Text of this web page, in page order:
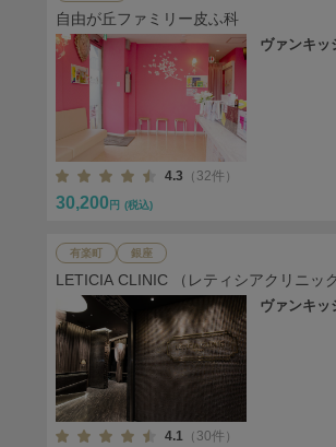
自由が丘ファミリー皮ふ科
ヴァンキッ
4.3 （32件）
30,200 円 (税込)
有楽町 銀座
LETICIA CLINIC （レティシアクリニック
ヴァンキッ
4.1 （30件）